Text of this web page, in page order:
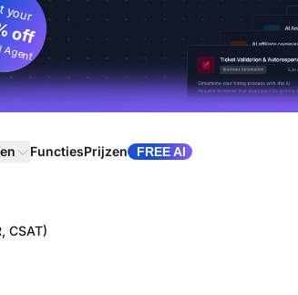
your
off
FunctiesPrijzen FREE AI
CSAT)